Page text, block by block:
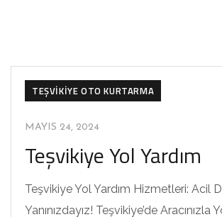
TEŞVIKIYE OTO KURTARMA
MAYIS 24, 2024
Teşvikiye Yol Yardım
Teşvikiye Yol Yardım Hizmetleri: Acil
Yanınızdayız! Teşvikiye’de Aracınızla